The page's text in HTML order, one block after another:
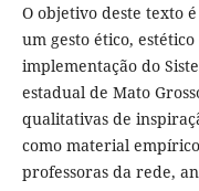
O objetivo deste texto
um gesto ético,
implementação do
estadual de Mato
qualitativas de
como material
professoras da rede,